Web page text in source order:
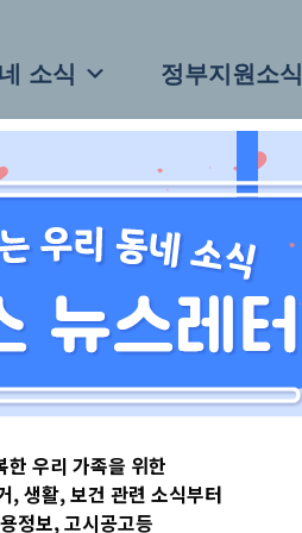
소식 정부지원소식
한 우리 가족을 위한
, 생활, 보건 관련 소식부터
정보, 고시공고등